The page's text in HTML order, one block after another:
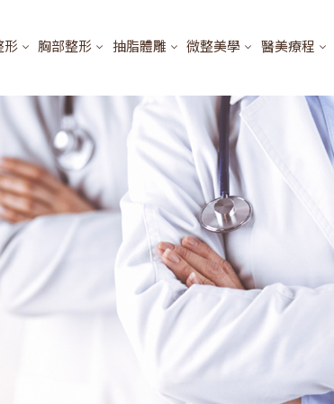
形 胸部整形 抽脂體雕 微整美學 醫美療程